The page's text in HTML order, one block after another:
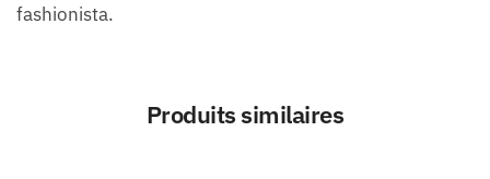
fashionista.
Produits similaires